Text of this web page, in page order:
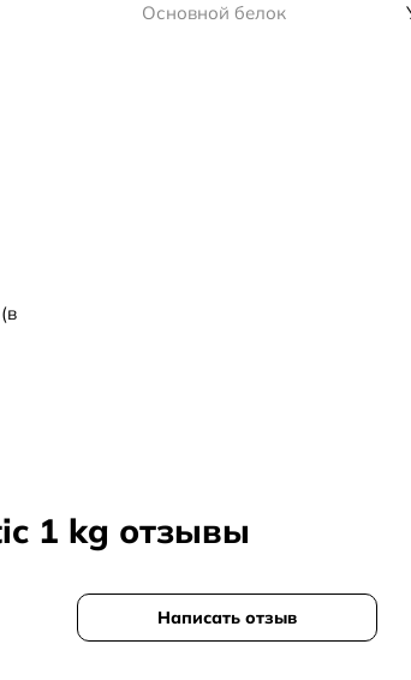
Основной белок
1 kg отзывы
Написать отзыв